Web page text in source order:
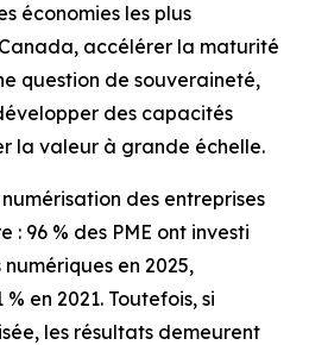
économies les plus
accélérer la maturité
question de souveraineté,
des capacités
la valeur à grande échelle.
des entreprises
: 96 % des PME ont investi
en 2025,
en 2021. Toutefois, si
les résultats demeurent